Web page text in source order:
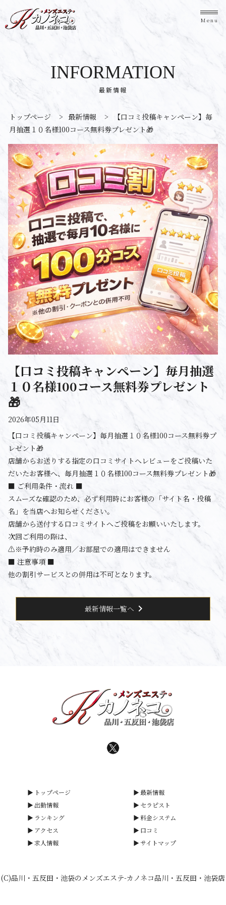
Menu
最新情報
INFORMATION
トップページ > 最新情報 >
【口コミ投稿キャンペーン】毎
月抽選１０名様100コース無料券プレゼント🎁
【口コミ投稿キャンペーン】毎月抽選
１０名様100コース無料券プレゼント
🎁
2026年05月11日
【口コミ投稿キャンペーン】毎月抽選１０名様100コース無料券プ
レゼント🎁
店舗からお送りする指定の口コミサイトへレビューをご投稿いた
だいたお客様へ、毎月抽選１０名様100コース無料券プレゼント🎁
■ ご利用条件・流れ ■
スムーズな確認のため、必ず利用時にお客様の「サイト名・投稿
名」を当店へお知らせください。
店舗から送付する口コミサイトへご投稿をお願いいたします。
次回ご利用の際は、
⚠️※予約時のみ適用／お部屋での適用はできません
■ 注意事項 ■
他の割引サービスとの併用は不可となります。
最新情報一覧へ chevron_right
トップページ
最新情報
出勤情報
セラピスト
ランキング
料金システム
アクセス
口コミ
求人情報
サイトマップ
(C)品川・五反田・池袋のメンズエステ-カノネコ品川・五反田・池袋店